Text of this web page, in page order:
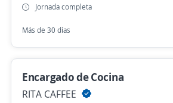
Proas Consultora
Cocinero
Jornada completa
Más de 30 días
Encargado de Cocina
RITA CAFFEE